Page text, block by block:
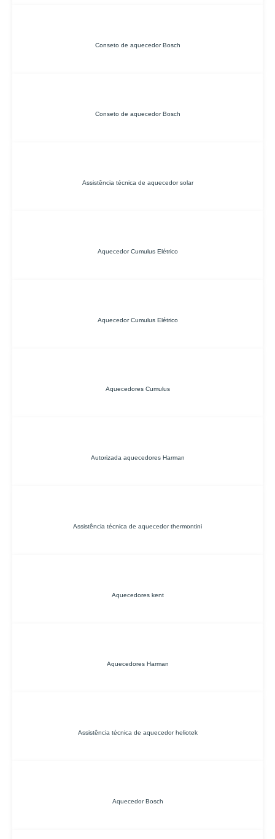
Conseto de aquecedor Bosch
Conseto de aquecedor Bosch
Assistência técnica de aquecedor solar
Aquecedor Cumulus Elétrico
Aquecedor Cumulus Elétrico
Aquecedores Cumulus
Autorizada aquecedores Harman
Assistência técnica de aquecedor thermontini
Aquecedores kent
Aquecedores Harman
Assistência técnica de aquecedor heliotek
Aquecedor Bosch